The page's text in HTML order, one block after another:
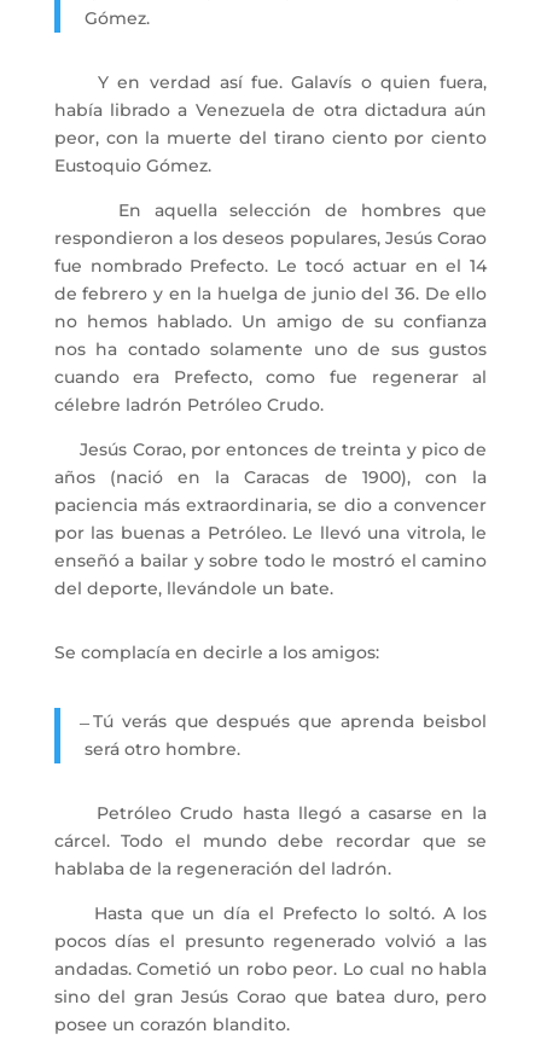
Gómez.
Y en verdad así fue. Galavís o quien fuera,
había librado a Venezuela de otra dictadura aún
peor, con la muerte del tirano ciento por ciento
Eustoquio Gómez.
En aquella selección de hombres que
respondieron a los deseos populares, Jesús Corao
fue nombrado Prefecto. Le tocó actuar en el 14
de febrero y en la huelga de junio del 36. De ello
no hemos hablado. Un amigo de su confianza
nos ha contado solamente uno de sus gustos
cuando era Prefecto, como fue regenerar al
célebre ladrón Petróleo Crudo.
Jesús Corao, por entonces de treinta y pico de
años (nació en la Caracas de 1900), con la
paciencia más extraordinaria, se dio a convencer
por las buenas a Petróleo. Le llevó una vitrola, le
enseñó a bailar y sobre todo le mostró el camino
del deporte, llevándole un bate.
Se complacía en decirle a los amigos:
̶ Tú verás que después que aprenda beisbol
será otro hombre.
Petróleo Crudo hasta llegó a casarse en la
cárcel. Todo el mundo debe recordar que se
hablaba de la regeneración del ladrón.
Hasta que un día el Prefecto lo soltó. A los
pocos días el presunto regenerado volvió a las
andadas. Cometió un robo peor. Lo cual no habla
sino del gran Jesús Corao que batea duro, pero
posee un corazón blandito.